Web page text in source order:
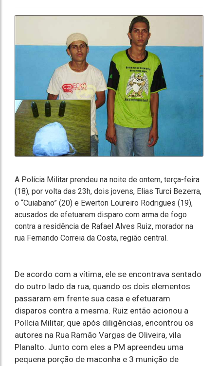
A Polícia Militar prendeu na noite de ontem, terça-feira
(18), por volta das 23h, dois jovens, Elias Turci Bezerra,
o “Cuiabano” (20) e Ewerton Loureiro Rodrigues (19),
acusados de efetuarem disparo com arma de fogo
contra a residência de Rafael Alves Ruiz, morador na
rua Fernando Correia da Costa, região central.
De acordo com a vítima, ele se encontrava sentado
do outro lado da rua, quando os dois elementos
passaram em frente sua casa e efetuaram
disparos contra a mesma. Ruiz então acionou a
Polícia Militar, que após diligências, encontrou os
autores na Rua Ramão Vargas de Oliveira, vila
Planalto. Junto com eles a PM apreendeu uma
pequena porção de maconha e 3 munição de